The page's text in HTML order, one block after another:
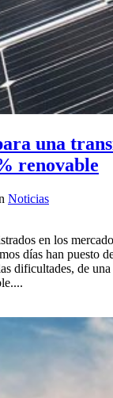
una
renovable
Noticias
en los
días han puesto
dificultades, de